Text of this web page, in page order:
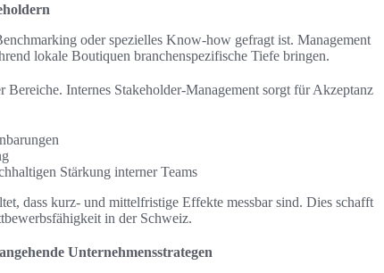
oder spezielles Know-how gefragt ist. Management
lokale Boutiquen branchenspezifische Tiefe bringen.
Internes Stakeholder-Management sorgt für Akzeptanz
Stärkung interner Teams
dass kurz- und mittelfristige Effekte messbar sind. Dies schafft
in der Schweiz.
Unternehmensstrategen